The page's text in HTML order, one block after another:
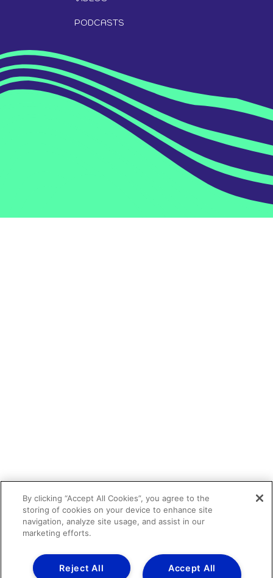
PODCASTS
By clicking “Accept All Cookies”, you agree to the
storing of cookies on your device to enhance site
navigation, analyze site usage, and assist in our
marketing efforts.
Accept All
Reject All